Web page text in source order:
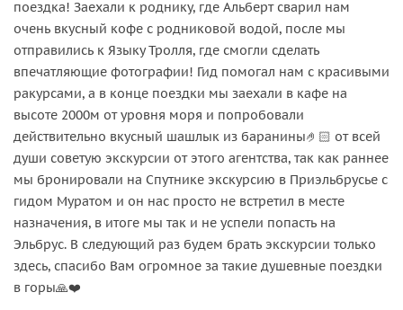
поездка! Заехали к роднику, где Альберт сварил нам
очень вкусный кофе с родниковой водой, после мы
отправились к Языку Тролля, где смогли сделать
впечатляющие фотографии! Гид помогал нам с красивыми
ракурсами, а в конце поездки мы заехали в кафе на
высоте 2000м от уровня моря и попробовали
действительно вкусный шашлык из баранины🤌🏻 от всей
души советую экскурсии от этого агентства, так как раннее
мы бронировали на Спутнике экскурсию в Приэльбрусье с
гидом Муратом и он нас просто не встретил в месте
назначения, в итоге мы так и не успели попасть на
Эльбрус. В следующий раз будем брать экскурсии только
здесь, спасибо Вам огромное за такие душевные поездки
в горы🙏❤️